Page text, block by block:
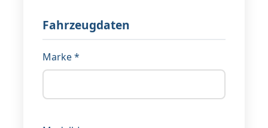
Fahrzeugdaten
Marke *